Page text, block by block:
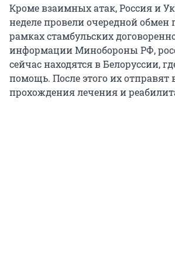
Кроме взаимных атак, Россия и
неделе провели очередной
рамках стамбульских
информации Минобороны РФ,
сейчас находятся в Белоруссии,
помощь. После этого их отправят
прохождения лечения и